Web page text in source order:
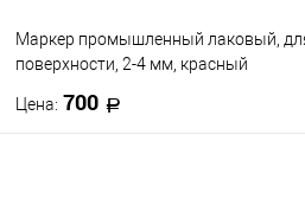
Маркер промышленный лаковый,
поверхности, 2-4 мм, красный
Цена: 700